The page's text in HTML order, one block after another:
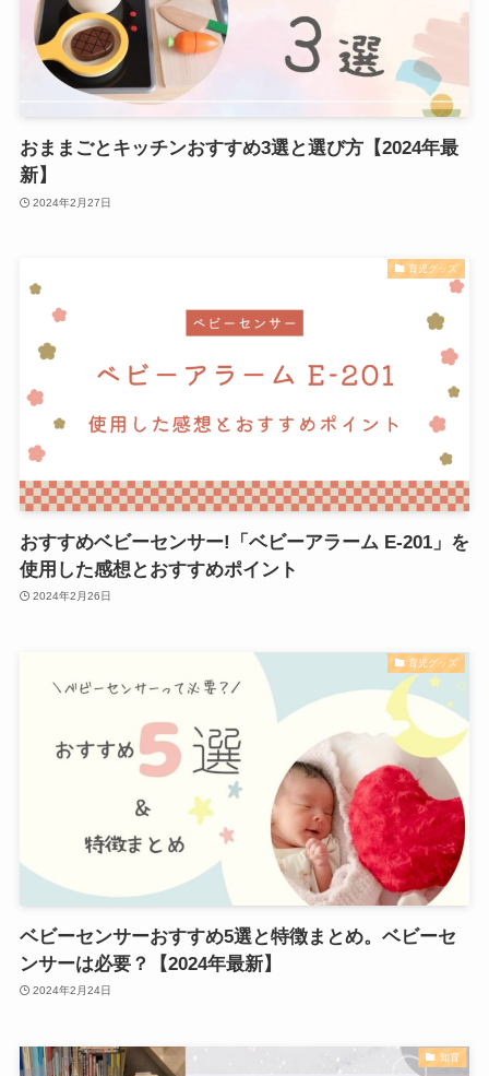
おままごとキッチンおすすめ3選と選び方【2024年最
新】
2024年2月27日
育児グッズ
おすすめベビーセンサー!「ベビーアラーム E-201」を
使用した感想とおすすめポイント
2024年2月26日
育児グッズ
ベビーセンサーおすすめ5選と特徴まとめ。ベビーセ
ンサーは必要？【2024年最新】
2024年2月24日
知育